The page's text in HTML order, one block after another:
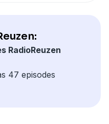
RadioReuzen
47 episodes